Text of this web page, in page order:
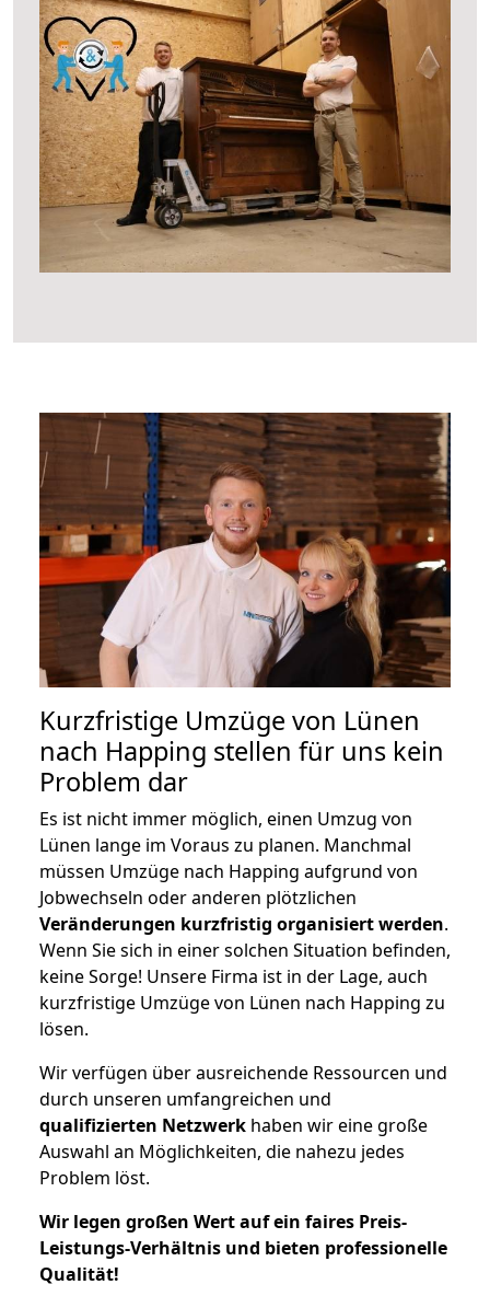
Kurzfristige Umzüge von Lünen
nach Happing stellen für uns kein
Problem dar
Es ist nicht immer möglich, einen Umzug von
Lünen lange im Voraus zu planen. Manchmal
müssen Umzüge nach Happing aufgrund von
Jobwechseln oder anderen plötzlichen
Veränderungen kurzfristig organisiert werden.
Wenn Sie sich in einer solchen Situation befinden,
keine Sorge! Unsere Firma ist in der Lage, auch
kurzfristige Umzüge von Lünen nach Happing zu
lösen.
Wir verfügen über ausreichende Ressourcen und
durch unseren umfangreichen und
qualifizierten Netzwerk haben wir eine große
Auswahl an Möglichkeiten, die nahezu jedes
Problem löst.
Wir legen großen Wert auf ein faires Preis-
Leistungs-Verhältnis und bieten professionelle
Qualität!